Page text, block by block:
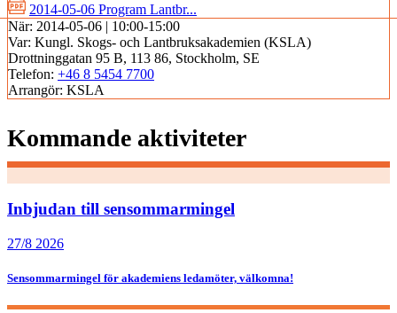
2014-05-06 Program Lantbr...
När: 2014-05-06 | 10:00-15:00
Var: Kungl. Skogs- och Lantbruksakademien (KSLA)
Drottninggatan 95 B, 113 86, Stockholm, SE
Telefon: +46 8 5454 7700
Arrangör: KSLA
Kommande aktiviteter
Inbjudan till sensommarmingel
27/8 2026
Sensommarmingel för akademiens ledamöter, välkomna!